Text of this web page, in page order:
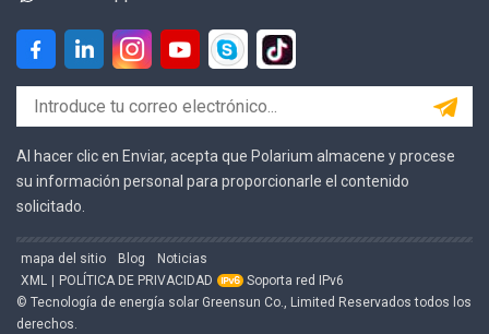
Al hacer clic en Enviar, acepta que Polarium almacene y procese
su información personal para proporcionarle el contenido
solicitado.
mapa del sitio Blog
Noticias
XML | POLÍTICA DE PRIVACIDAD
Soporta red IPv6
© Tecnología de energía solar Greensun Co., Limited Reservados todos los
derechos.